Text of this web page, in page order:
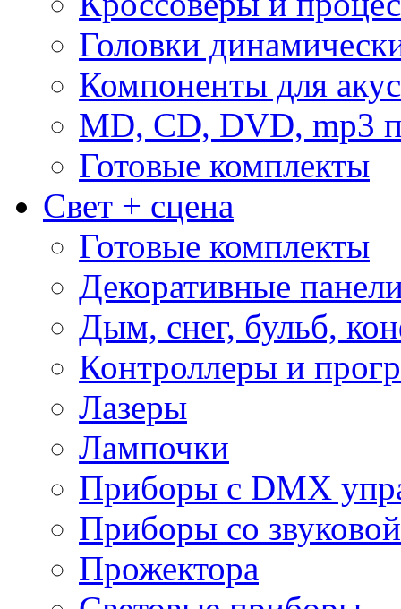
Головки
Компоненты для
MD, CD, DVD, mp3
Готовые комплекты
Свет + сцена
Готовые комплекты
Декоративные
Дым, снег, бульб,
Контроллеры и
Лазеры
Лампочки
Приборы с DMX
Приборы со
Прожектора